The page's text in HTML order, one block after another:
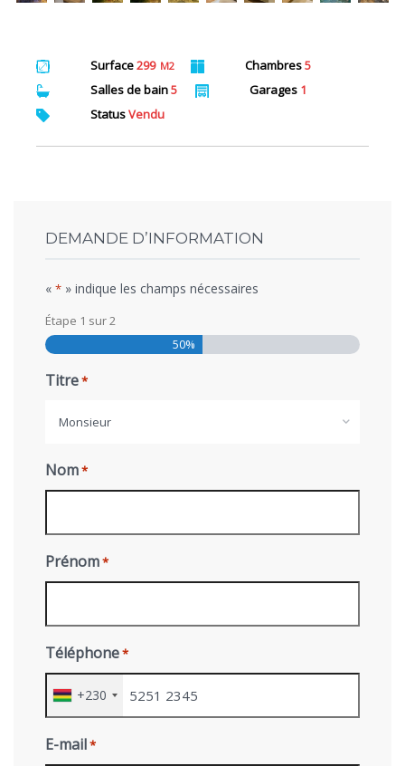
Surface299 M2 Chambres5
Salles de bain5 Garages 1
StatusVendu
DEMANDE D’INFORMATION
« * » indique les champs nécessaires
Étape 1 sur2
50%
Titre*
Monsieur
Nom*
Prénom*
Téléphone*
+230
E-mail*